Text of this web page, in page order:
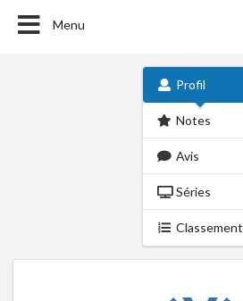
Menu
Profil
Notes
Avis
Séries
Classement